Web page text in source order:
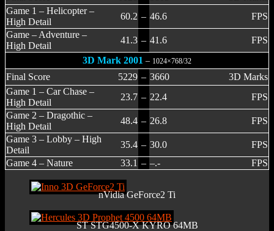
Game 1 – Helicopter –
High Detail
60.2 – 46.6
FPS
Game – Adventure –
High Detail
41.3 – 41.6
FPS
3D Mark 2001 – 1024×768/32
Final Score 5229 – 3660
3D Marks
Game 1 – Car Chase –
High Detail
23.7 – 22.4
FPS
Game 2 – Dragothic –
High Detail
48.4 – 26.8
FPS
Game 3 – Lobby – High
Detail
35.4 – 30.0
FPS
Game 4 – Nature
33.1 – –.- FPS
nVidia GeForce2 Ti
ST STG4500-X KYRO 64MB